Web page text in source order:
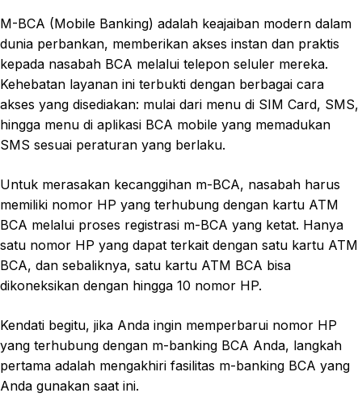
M-BCA (Mobile Banking) adalah keajaiban modern dalam
dunia perbankan, memberikan akses instan dan praktis
kepada nasabah BCA melalui telepon seluler mereka.
Kehebatan layanan ini terbukti dengan berbagai cara
akses yang disediakan: mulai dari menu di SIM Card, SMS,
hingga menu di aplikasi BCA mobile yang memadukan
SMS sesuai peraturan yang berlaku.
Untuk merasakan kecanggihan m-BCA, nasabah harus
memiliki nomor HP yang terhubung dengan kartu ATM
BCA melalui proses registrasi m-BCA yang ketat. Hanya
satu nomor HP yang dapat terkait dengan satu kartu ATM
BCA, dan sebaliknya, satu kartu ATM BCA bisa
dikoneksikan dengan hingga 10 nomor HP.
Kendati begitu, jika Anda ingin memperbarui nomor HP
yang terhubung dengan m-banking BCA Anda, langkah
pertama adalah mengakhiri fasilitas m-banking BCA yang
Anda gunakan saat ini.